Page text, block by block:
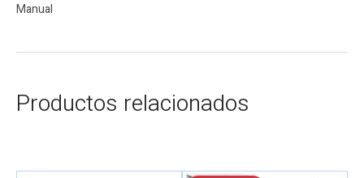
Manual
Productos relacionados